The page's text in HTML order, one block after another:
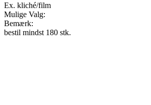
Ex. kliché/film
Mulige Valg:
Bemærk:
bestil mindst 180 stk.